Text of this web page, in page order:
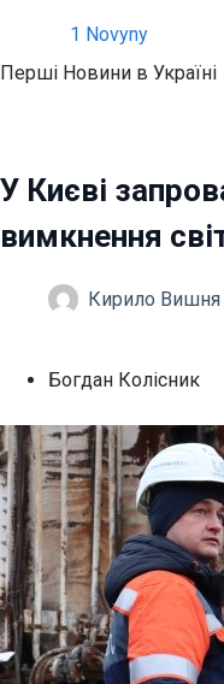
вмісту
1 Novyny
Перші Новини в Україні
У Києві
вимкнення
Кирило Вишня
Богдан Колісник